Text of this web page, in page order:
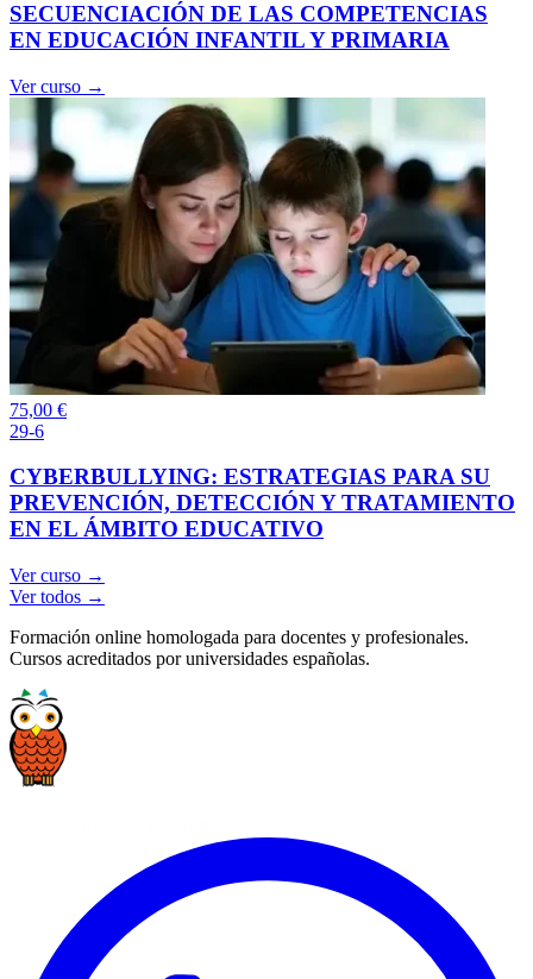
SECUENCIACIÓN DE LAS COMPETENCIAS
EN EDUCACIÓN INFANTIL Y PRIMARIA
Ver curso →
75,00 €
29-6
CYBERBULLYING: ESTRATEGIAS PARA SU
PREVENCIÓN, DETECCIÓN Y TRATAMIENTO
EN EL ÁMBITO EDUCATIVO
Ver curso →
Ver todos →
Formación online homologada para docentes y profesionales.
Cursos acreditados por universidades españolas.